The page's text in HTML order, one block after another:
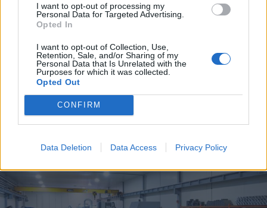
I want to opt-out of processing my
Personal Data for Targeted Advertising.
Opted In
I want to opt-out of Collection, Use,
Retention, Sale, and/or Sharing of my
Personal Data that Is Unrelated with the
Purposes for which it was collected.
Opted Out
CONFIRM
Data Deletion Data Access Privacy Policy
Tra stelle, trekking ed
enogastronomia e notte di San
Lorenzo. Dove vedere le stelle
cadenti in Lombardia